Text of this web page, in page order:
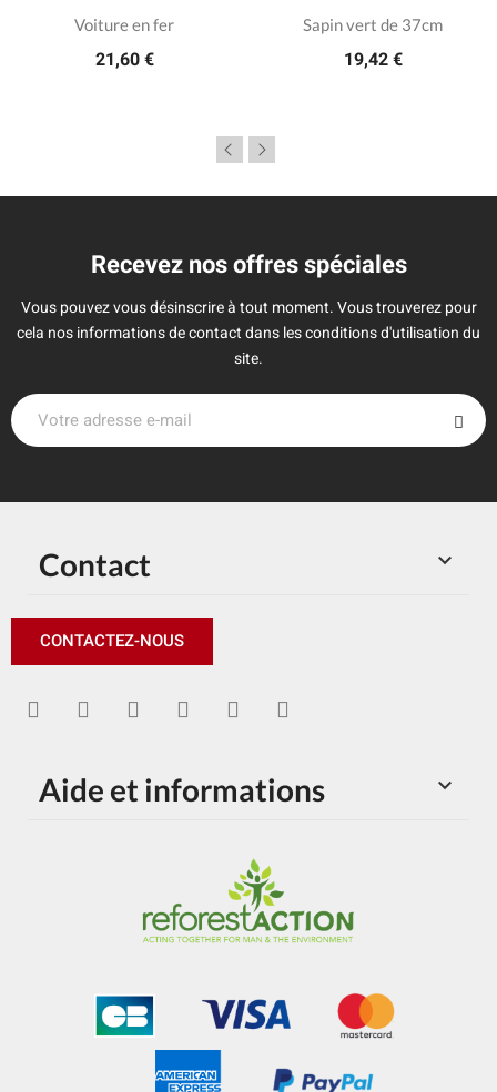
Voiture en fer
21,60 €
Sapin vert de 37cm
19,42 €
Recevez nos offres spéciales
Vous pouvez vous désinscrire à tout moment. Vous trouverez pour
cela nos informations de contact dans les conditions d'utilisation du
site.

Contact
CONTACTEZ-NOUS

Aide et informations